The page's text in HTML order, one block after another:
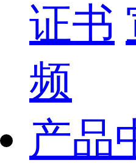
证书
频
产品